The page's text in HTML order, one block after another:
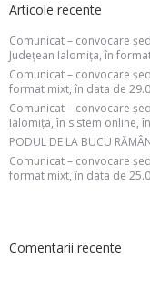
Articole recente
Comunicat – convocare
Județean Ialomița, în
Comunicat – convocare
format mixt, în data de
Comunicat – convocare
Ialomița, în sistem online,
PODUL DE LA BUCU
Comunicat – convocare
format mixt, în data de
Comentarii recente